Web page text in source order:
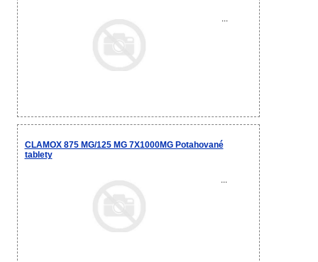
...
CLAMOX 875 MG/125 MG 7X1000MG Potahované
tablety
...